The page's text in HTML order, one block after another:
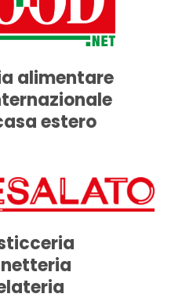
alimentare
estero